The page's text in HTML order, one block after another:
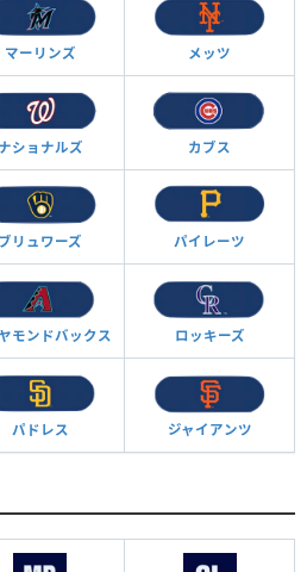
マーリンズ メッツ
ナショナルズ カブス
ブリュワーズ パイレーツ
モンドバックス ロッキーズ
パドレス ジャイアンツ